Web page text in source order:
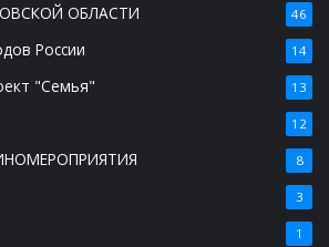
ОБЛАСТИ 46
России 14
"Семья" 13
12
8
3
1